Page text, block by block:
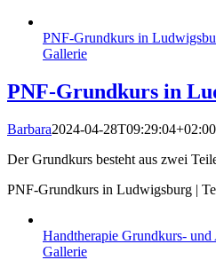
PNF-Grundkurs in
Gallerie
PNF-Grundkurs in
Barbara2024-04-28T09:29:04+02:00
Der Grundkurs besteht aus zwei
PNF-Grundkurs in Ludwigsburg |
Handtherapie Grundkurs-
Gallerie